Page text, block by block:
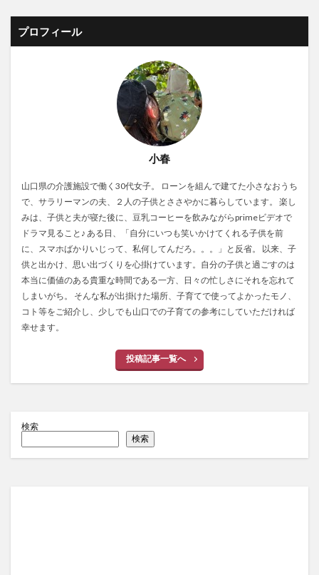
プロフィール
小春
山口県の介護施設で働く30代女子。 ローンを組んで建てた小さなおうち
で、サラリーマンの夫、２人の子供とささやかに暮らしています。 楽し
みは、子供と夫が寝た後に、豆乳コーヒーを飲みながらprimeビデオで
ドラマ見ること♪ ある日、「自分にいつも笑いかけてくれる子供を前
に、スマホばかりいじって、私何してんだろ。。。」と反省。 以来、子
供と出かけ、思い出づくりを心掛けています。自分の子供と過ごすのは
本当に価値のある貴重な時間である一方、日々の忙しさにそれを忘れて
しまいがち。 そんな私が出掛けた場所、子育てで使ってよかったモノ、
コト等をご紹介し、少しでも山口での子育ての参考にしていただければ
幸せます。
投稿記事一覧へ
検索
検索